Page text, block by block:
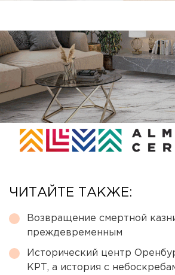
ЧИТАЙТЕ ТАКЖЕ:
Возвращение смертной
преждевременным
Исторический центр
КРТ, а история с